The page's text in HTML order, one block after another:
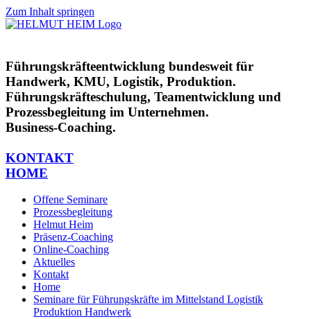
Zum Inhalt springen
Führungskräfteentwicklung bundesweit für
Handwerk, KMU, Logistik, Produktion.
Führungskräfteschulung, Teamentwicklung und
Prozessbegleitung im Unternehmen.
Business-Coaching.
KONTAKT
HOME
Offene Seminare
Prozessbegleitung
Helmut Heim
Präsenz-Coaching
Online-Coaching
Aktuelles
Kontakt
Home
Seminare für Führungskräfte im Mittelstand Logistik
Produktion Handwerk